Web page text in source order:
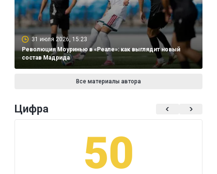
31 июля 2026, 15:23
Революция Моуринью в «Реале»: как выглядит новый
состав Мадрида
Все материалы автора
Цифра
50